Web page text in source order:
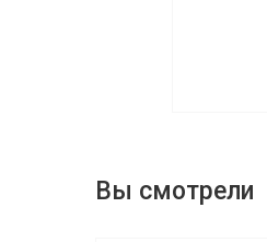
Вы смотрели